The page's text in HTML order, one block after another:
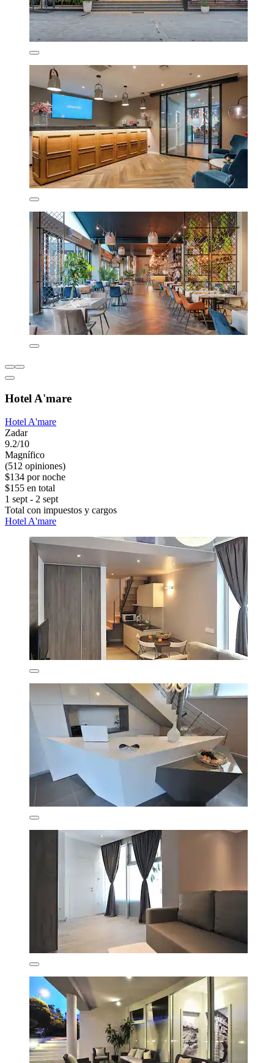
Hotel A'mare
Hotel A'mare
Zadar
9.2/10
Magnífico
(512 opiniones)
$134 por noche
$155 en total
1 sept - 2 sept
Total con impuestos y cargos
Hotel A'mare